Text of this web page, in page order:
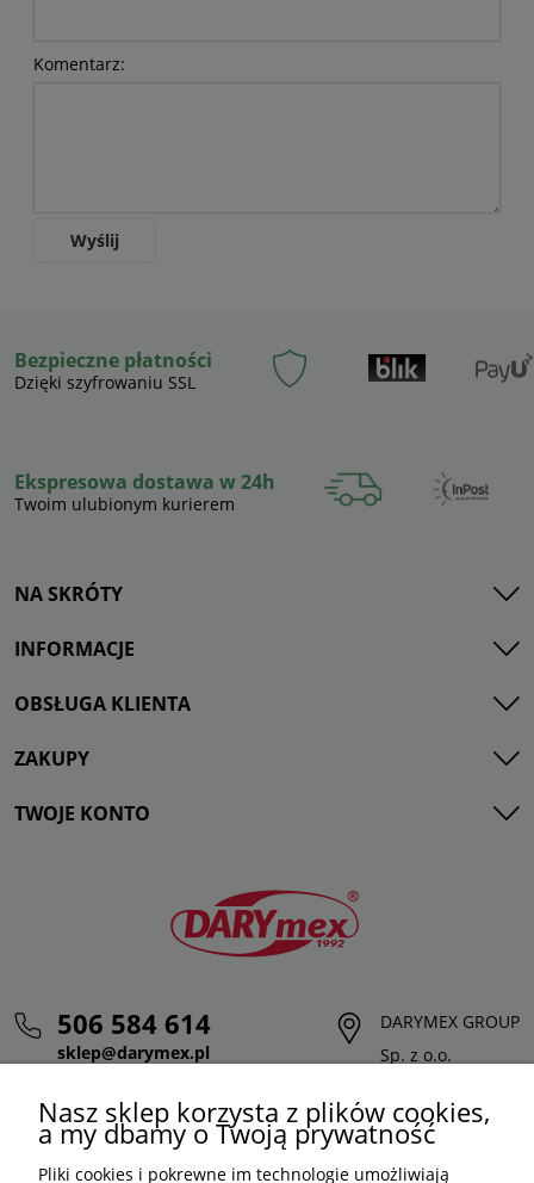
Komentarz:
Wyślij
Bezpieczne płatności
Dzięki szyfrowaniu SSL
Ekspresowa dostawa w 24h
Twoim ulubionym kurierem
NA SKRÓTY
INFORMACJE
OBSŁUGA KLIENTA
ZAKUPY
TWOJE KONTO
506 584 614
sklep@darymex.pl
DARYMEX GROUP
Sp. z o.o.
32-620 Brzeszcze
Nasz sklep korzysta z plików cookies,
a my dbamy o Twoją prywatność
Pliki cookies i pokrewne im technologie umożliwiają